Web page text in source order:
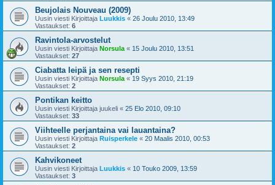
Beujolais Nouveau (2009)
Uusin viesti Kirjoittaja Luukkis « 26 Joulu 2010, 13:49
Vastaukset: 6
Ravintola-arvostelut
Uusin viesti Kirjoittaja Norsula « 15 Joulu 2010, 13:51
Vastaukset: 27
Ciabatta leipä ja sen resepti
Uusin viesti Kirjoittaja Norsula « 19 Syys 2010, 21:19
Vastaukset: 2
Pontikan keitto
Uusin viesti Kirjoittaja juukeli « 25 Elo 2010, 09:10
Vastaukset: 33
Viihteelle perjantaina vai lauantaina?
Uusin viesti Kirjoittaja Ruisperkele « 20 Maalis 2010, 00:53
Vastaukset: 2
Kahvikoneet
Uusin viesti Kirjoittaja Luukkis « 10 Touko 2009, 13:59
Vastaukset: 3